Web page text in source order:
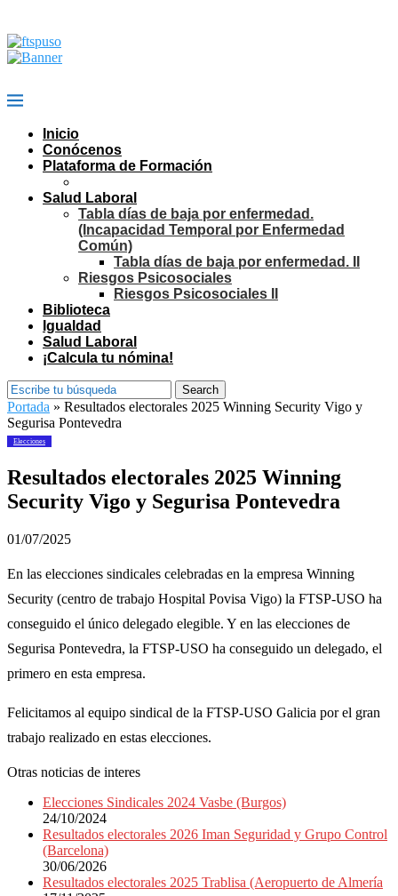
Inicio
Conócenos
Plataforma de Formación
Salud Laboral
Tabla días de baja por enfermedad.
(Incapacidad Temporal por Enfermedad
Común)
Tabla días de baja por enfermedad. II
Riesgos Psicosociales
Riesgos Psicosociales II
Biblioteca
Igualdad
Salud Laboral
¡Calcula tu nómina!
Search
Portada » Resultados electorales 2025 Winning Security Vigo y
Segurisa Pontevedra
Elecciones
Resultados electorales 2025 Winning
Security Vigo y Segurisa Pontevedra
01/07/2025
En las elecciones sindicales celebradas en la empresa Winning
Security (centro de trabajo Hospital Povisa Vigo) la FTSP-USO ha
conseguido el único delegado elegible. Y en las elecciones de
Segurisa Pontevedra, la FTSP-USO ha conseguido un delegado, el
primero en esta empresa.
Felicitamos al equipo sindical de la FTSP-USO Galicia por el gran
trabajo realizado en estas elecciones.
Otras noticias de interes
Elecciones Sindicales 2024 Vasbe (Burgos)
24/10/2024
Resultados electorales 2026 Iman Seguridad y Grupo Control
(Barcelona)
30/06/2026
Resultados electorales 2025 Trablisa (Aeropuerto de Almería